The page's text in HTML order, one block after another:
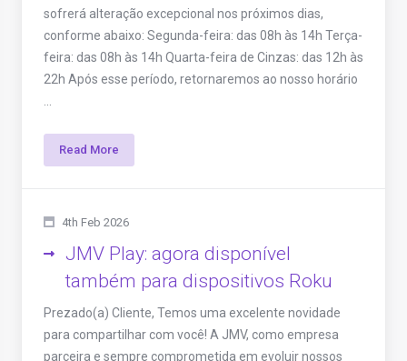
sofrerá alteração excepcional nos próximos dias,
conforme abaixo: Segunda-feira: das 08h às 14h Terça-
feira: das 08h às 14h Quarta-feira de Cinzas: das 12h às
22h Após esse período, retornaremos ao nosso horário
Read More
4th Feb 2026
JMV Play: agora disponível
também para dispositivos Roku
Prezado(a) Cliente, Temos uma excelente novidade
para compartilhar com você! A JMV, como empresa
parceira e sempre comprometida em evoluir nossos